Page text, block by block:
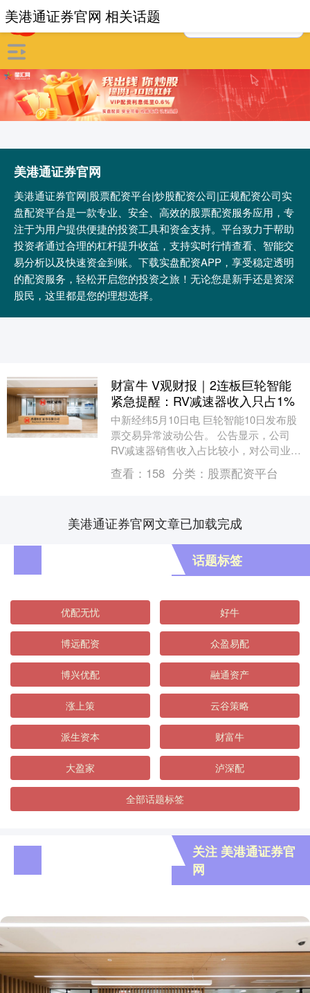
美港通证券官网
美港通证券官网|股票配资平台|炒股配资公司|正规配资公司实
盘配资平台是一款专业、安全、高效的股票配资服务应用，专
注于为用户提供便捷的投资工具和资金支持。平台致力于帮助
投资者通过合理的杠杆提升收益，支持实时行情查看、智能交
易分析以及快速资金到账。下载实盘配资APP，享受稳定透明
的配资服务，轻松开启您的投资之旅！无论您是新手还是资深
股民，这里都是您的理想选择。
美港通证券官网 相关话题
财富牛 V观财报｜2连板巨轮智能
紧急提醒：RV减速器收入只占1%
中新经纬5月10日电 巨轮智能10日发布股
票交易异常波动公告。 公告显示，公司
RV减速器销售收入占比较小，对公司业绩
影响有限。2025年RV减速器销售收入
837....
查看： 158 分类： 股票配资平台
美港通证券官网文章已加载完成
话题标签
优配无忧 好牛
博远配资 众盈易配
博兴优配 融通资产
涨上策 云谷策略
派生资本 财富牛
大盈家 泸深配
全部话题标签
关注 美港通证券官
网